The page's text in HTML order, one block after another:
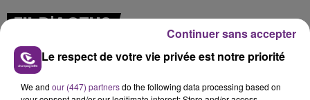
FIL D'ACTUS
Le respect de votre vie privée est notre priorité
We and our (447) partnersdo the following data processing based on
Continuer sans accepter